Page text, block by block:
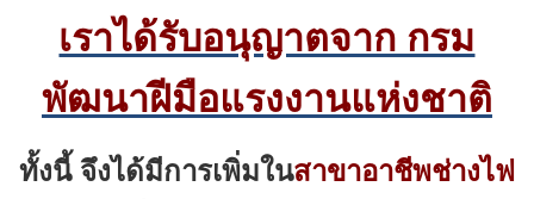
เราได้รับอนุญาตจาก กรม
พัฒนาฝีมือแรงงานแห่งชาติ
ทั้งนี้ จึงได้มีการเพิ่มในสาขาอาชีพช่างไฟ